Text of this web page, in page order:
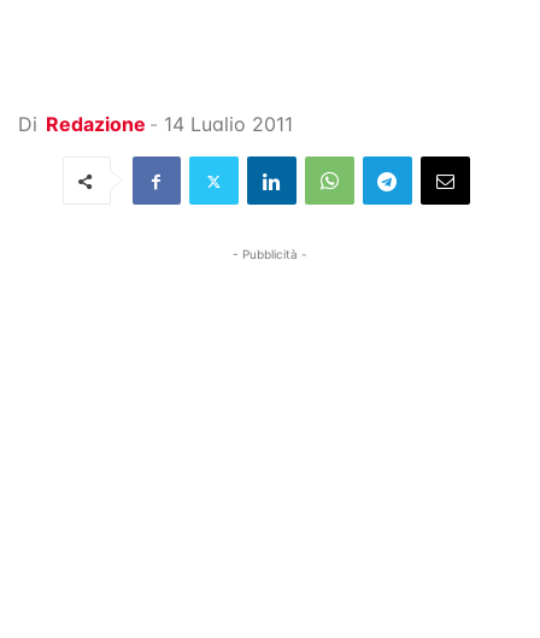
Di Redazione - 14 Luglio 2011
- Pubblicità -